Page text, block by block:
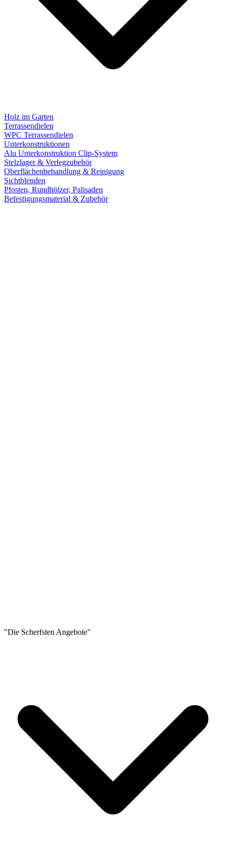
Holz im Garten
Terrassendielen
WPC Terrassendielen
Unterkonstruktionen
Alu Unterkonstruktion Clip-System
Stelzlager & Verlegzubehör
Oberflächenbehandlung & Reinigung
Sichtblenden
Pfosten, Rundhölzer, Palisaden
Befestigungsmaterial & Zubehör
"Die Scherfsten Angebote"